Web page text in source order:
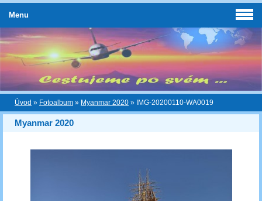
Úvod » Fotoalbum » Myanmar 2020 » IMG-20200110-WA0019
Myanmar 2020
Menu